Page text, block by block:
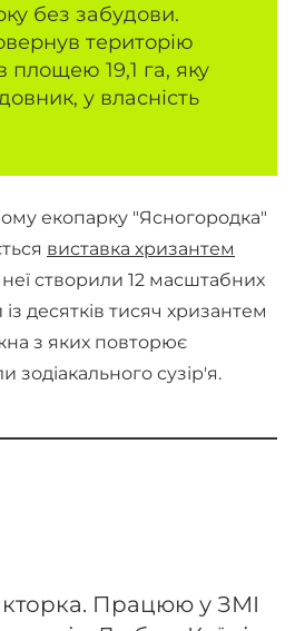
без забудови.
територію
площею 19,1 га, яку
у власність
екопарку "Ясногородка"
виставка хризантем
створили 12 масштабних
із десятків тисяч хризантем
з яких повторює
зодіакального сузір'я.
Працюю у ЗМІ